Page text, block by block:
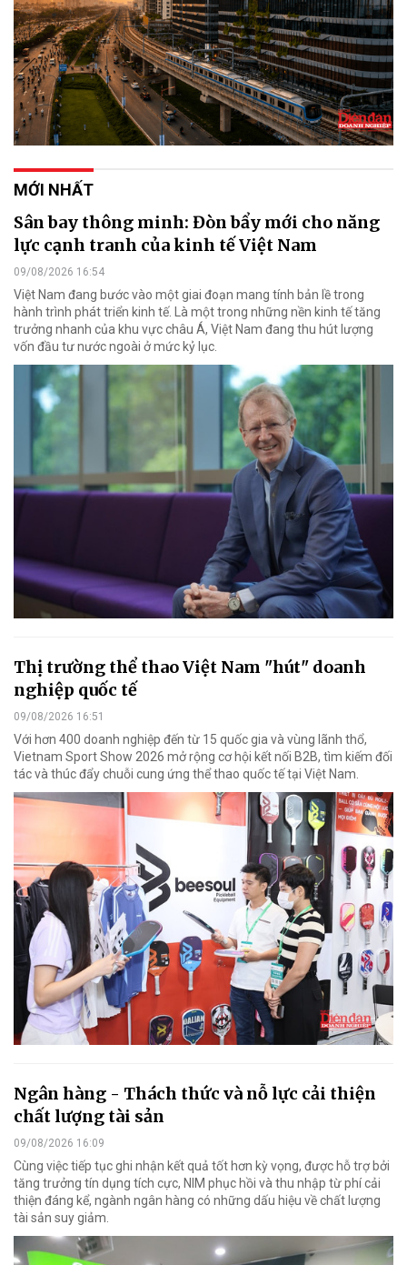
MỚI NHẤT
Sân bay thông minh: Đòn bẩy mới cho năng
lực cạnh tranh của kinh tế Việt Nam
09/08/2026 16:54
Việt Nam đang bước vào một giai đoạn mang tính bản lề trong
hành trình phát triển kinh tế. Là một trong những nền kinh tế tăng
trưởng nhanh của khu vực châu Á, Việt Nam đang thu hút lượng
vốn đầu tư nước ngoài ở mức kỷ lục.
Thị trường thể thao Việt Nam "hút" doanh
nghiệp quốc tế
09/08/2026 16:51
Với hơn 400 doanh nghiệp đến từ 15 quốc gia và vùng lãnh thổ,
Vietnam Sport Show 2026 mở rộng cơ hội kết nối B2B, tìm kiếm đối
tác và thúc đẩy chuỗi cung ứng thể thao quốc tế tại Việt Nam.
Ngân hàng - Thách thức và nỗ lực cải thiện
chất lượng tài sản
09/08/2026 16:09
Cùng việc tiếp tục ghi nhận kết quả tốt hơn kỳ vọng, được hỗ trợ bởi
tăng trưởng tín dụng tích cực, NIM phục hồi và thu nhập từ phí cải
thiện đáng kể, ngành ngân hàng có những dấu hiệu về chất lượng
tài sản suy giảm.